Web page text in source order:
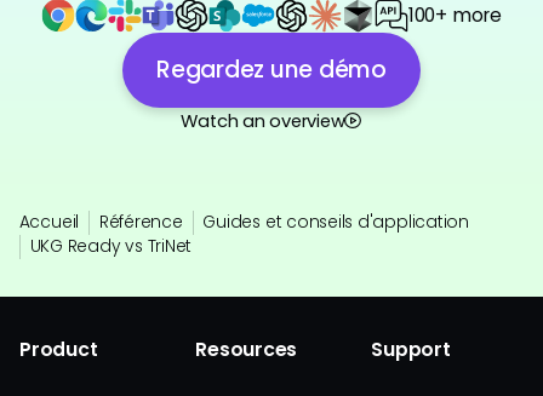
100+ more
Regardez une démo
Watch an overview
Accueil Référence
Guides et conseils d'application
UKG Ready vs TriNet
Product Resources Support